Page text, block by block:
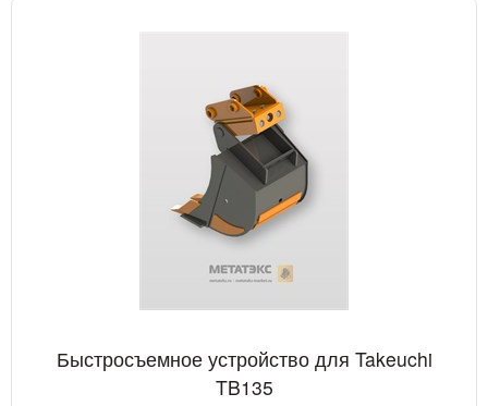
Быстросъемное устройство для Takeuchi
TB135